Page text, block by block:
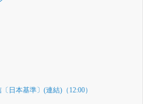
日本基準〕(連結)（12:00）